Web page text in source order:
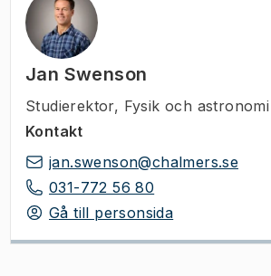
Jan Swenson
Studierektor, Fysik och astronomi
Kontakt
jan.swenson@chalmers.se
031-772 56 80
Gå till personsida